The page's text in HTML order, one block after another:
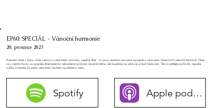
EP60: SPECIÁL - Vánoční harmonie
28. prosince 2023
Praskání ohně v krbu, vůně cukroví a vánočního stromku, vaječný likér - to jsou všechno asociace spojené s vánocemi, které tvoří vánoční harmonii. Dnes
se s našimi hosty ve speciálu #nematerstvi nebudeme probírat závažné téma, ale budeme se věnovat právě Vánocům. Tak si udělejte pohodlí, zapalte
svíčku a nechte se unést vánočním duchem společně s námi.
Spotify Apple podcasty